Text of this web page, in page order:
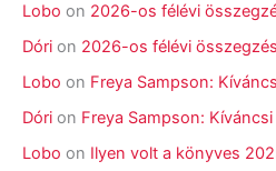
Lobo on 2026-os félévi
Dóri on 2026-os félévi összegzés
Lobo on Freya Sampson:
Dóri on Freya Sampson:
Lobo on Ilyen volt a könyves